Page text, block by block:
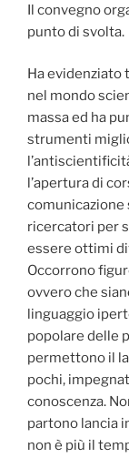
Il convegno
punto di svolta.
Ha
nel mondo
massa ed ha
strumenti
l’apertura di
comunicazione
ricercatori per
essere ottimi
Occorrono
ovvero che
linguaggio
popolare delle
permettono il
pochi,
conoscenza.
partono lancia
non è più il